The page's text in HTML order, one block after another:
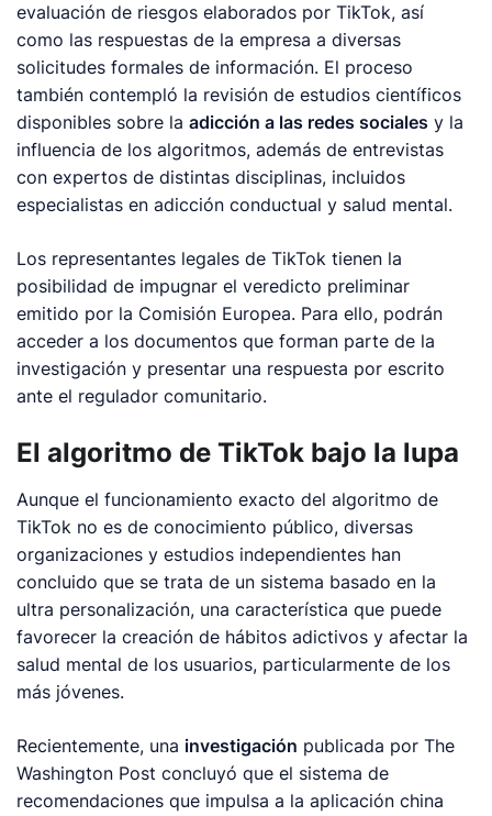
evaluación de riesgos elaborados por TikTok, así
como las respuestas de la empresa a diversas
solicitudes formales de información. El proceso
también contempló la revisión de estudios científicos
disponibles sobre laadicción a las redes sociales y la
influencia de los algoritmos, además de entrevistas
con expertos de distintas disciplinas, incluidos
especialistas en adicción conductual y salud mental.
Los representantes legales de TikTok tienen la
posibilidad de impugnar el veredicto preliminar
emitido por la Comisión Europea. Para ello, podrán
acceder a los documentos que forman parte de la
investigación y presentar una respuesta por escrito
ante el regulador comunitario.
El algoritmo de TikTok bajo la lupa
Aunque el funcionamiento exacto del algoritmo de
TikTok no es de conocimiento público, diversas
organizaciones y estudios independientes han
concluido que se trata de un sistema basado en la
ultra personalización, una característica que puede
favorecer la creación de hábitos adictivos y afectar la
salud mental de los usuarios, particularmente de los
más jóvenes.
Recientemente, una investigación publicada porThe
Washington Post concluyó que el sistema de
recomendaciones que impulsa a la aplicación china